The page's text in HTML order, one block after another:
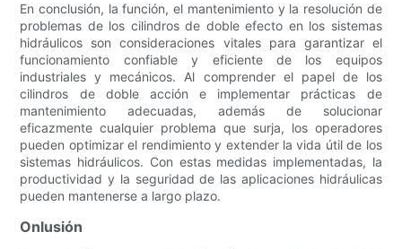
En conclusión, la función, el mantenimiento y la resolución de
problemas de los cilindros de doble efecto en los sistemas
hidráulicos son consideraciones vitales para garantizar el
funcionamiento confiable y eficiente de los equipos
industriales y mecánicos. Al comprender el papel de los
cilindros de doble acción e implementar prácticas de
mantenimiento adecuadas, además de solucionar
eficazmente cualquier problema que surja, los operadores
pueden optimizar el rendimiento y extender la vida útil de los
sistemas hidráulicos. Con estas medidas implementadas, la
productividad y la seguridad de las aplicaciones hidráulicas
pueden mantenerse a largo plazo.
Onlusión